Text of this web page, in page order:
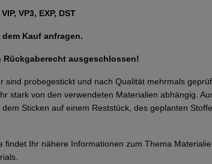
VP3, EXP, DST
dem Kauf anfragen.
ausgeschlossen!
sind probegestickt und nach Qualität mehrmals
stark von den verwendeten Materialien abhängig.
Sticken auf einem Reststück, des geplanten
findet Ihr nähere Informationen zum Thema